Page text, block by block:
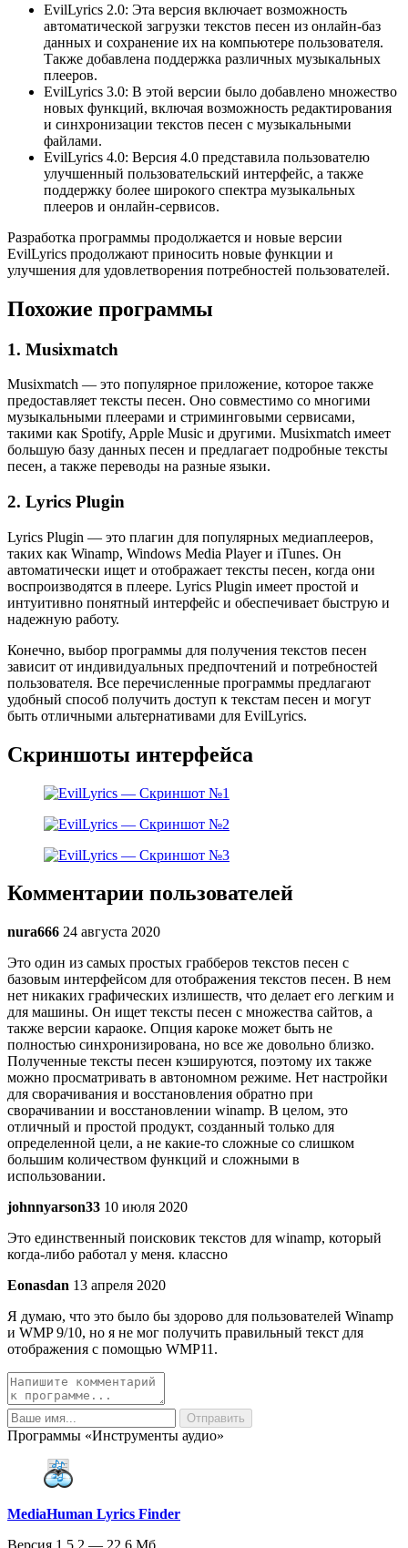
EvilLyrics 2.0: Эта версия включает возможность
автоматической загрузки текстов песен из онлайн-баз
данных и сохранение их на компьютере пользователя.
Также добавлена поддержка различных музыкальных
плееров.
EvilLyrics 3.0: В этой версии было добавлено множество
новых функций, включая возможность редактирования
и синхронизации текстов песен с музыкальными
файлами.
EvilLyrics 4.0: Версия 4.0 представила пользователю
улучшенный пользовательский интерфейс, а также
поддержку более широкого спектра музыкальных
плееров и онлайн-сервисов.
Разработка программы продолжается и новые версии
EvilLyrics продолжают приносить новые функции и
улучшения для удовлетворения потребностей пользователей.
Похожие программы
1. Musixmatch
Musixmatch — это популярное приложение, которое также
предоставляет тексты песен. Оно совместимо со многими
музыкальными плеерами и стриминговыми сервисами,
такими как Spotify, Apple Music и другими. Musixmatch имеет
большую базу данных песен и предлагает подробные тексты
песен, а также переводы на разные языки.
2. Lyrics Plugin
Lyrics Plugin — это плагин для популярных медиаплееров,
таких как Winamp, Windows Media Player и iTunes. Он
автоматически ищет и отображает тексты песен, когда они
воспроизводятся в плеере. Lyrics Plugin имеет простой и
интуитивно понятный интерфейс и обеспечивает быструю и
надежную работу.
Конечно, выбор программы для получения текстов песен
зависит от индивидуальных предпочтений и потребностей
пользователя. Все перечисленные программы предлагают
удобный способ получить доступ к текстам песен и могут
быть отличными альтернативами для EvilLyrics.
Скриншоты интерфейса
Комментарии пользователей
nura666 24 августа 2020
Это один из самых простых грабберов текстов песен с
базовым интерфейсом для отображения текстов песен. В нем
нет никаких графических излишеств, что делает его легким и
для машины. Он ищет тексты песен с множества сайтов, а
также версии караоке. Опция кароке может быть не
полностью синхронизирована, но все же довольно близко.
Полученные тексты песен кэшируются, поэтому их также
можно просматривать в автономном режиме. Нет настройки
для сворачивания и восстановления обратно при
сворачивании и восстановлении winamp. В целом, это
отличный и простой продукт, созданный только для
определенной цели, а не какие-то сложные со слишком
большим количеством функций и сложными в
использовании.
johnnyarson33 10 июля 2020
Это единственный поисковик текстов для winamp, который
когда-либо работал у меня. классно
Eonasdan 13 апреля 2020
Я думаю, что это было бы здорово для пользователей Winamp
и WMP 9/10, но я не мог получить правильный текст для
отображения с помощью WMP11.
Программы «Инструменты аудио»
MediaHuman Lyrics Finder